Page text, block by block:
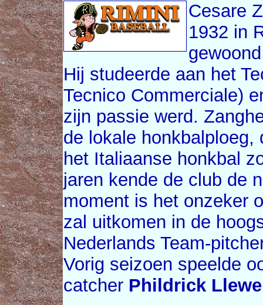
Cesare
1932 in
Hij studeerde aan het
Tecnico Commerciale)
zijn passie werd.
de lokale honkbalploeg,
het Italiaanse honkbal
jaren kende de club de
moment is het onzeker
zal uitkomen in de
Nederlands Team-
Vorig seizoen speelde
catcher Phildrick